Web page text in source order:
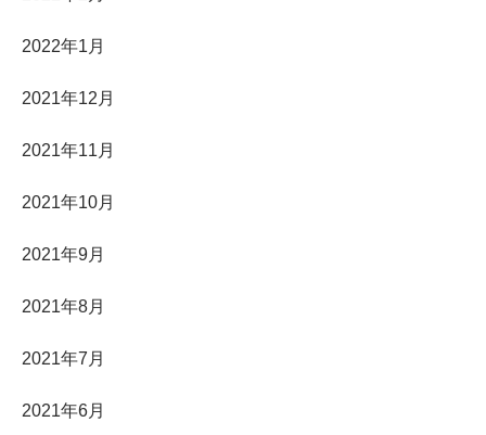
2022年1月
2021年12月
2021年11月
2021年10月
2021年9月
2021年8月
2021年7月
2021年6月